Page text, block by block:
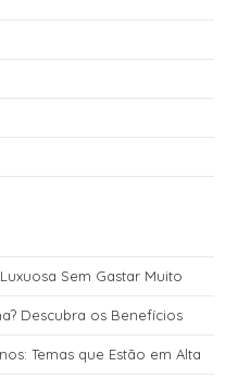
Sem Gastar Muito
Descubra os Benefícios
Temas que Estão em Alta